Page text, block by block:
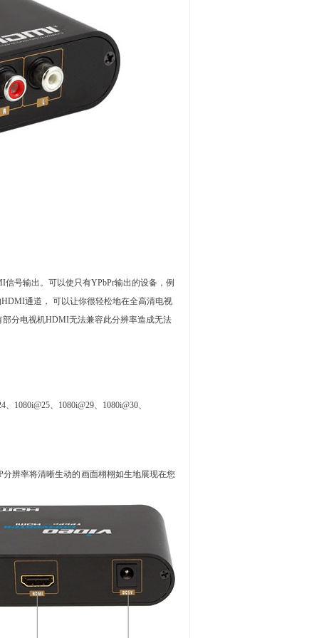
号输出。可以使只有YPbPr输出的设备，例
通道， 可以让你很轻松地在全高清电视
分电视机HDMI无法兼容此分辨率造成无法
1080i@25、1080i@29、1080i@30、
辨率将清晰生动的画面栩栩如生地展现在您